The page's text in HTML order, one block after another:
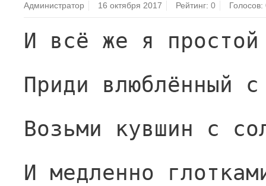
Администратор 16 октября 2017 Рейтинг:0 Голосов:
И всё же я
Приди влюблённый
Возьми кувшин с
И медленно